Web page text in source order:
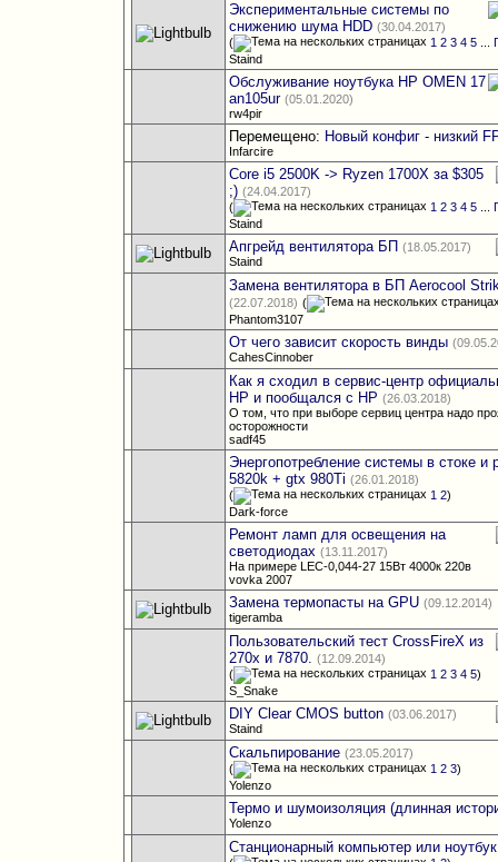
Экспериментальные системы по
снижению шума HDD (30.04.2017)
(
1 2 3 4 5 ...
Staind
Обслуживание ноутбука HP OMEN 17
an105ur (05.01.2020)
rw4pir
Перемещено: Новый конфиг - низкий
Infarcire
Core i5 2500K -> Ryzen 1700X за $305
;) (24.04.2017)
(
1 2 3 4 5 ...
Staind
Апгрейд вентилятора БП (18.05.2017)
Staind
Замена вентилятора в БП Aerocool
(22.07.2018) (
Phantom3107
От чего зависит скорость винды
CahesCinnober
Как я сходил в сервис-центр
HP и пообщался с HP (26.03.2018)
О том, что при выборе сервиц центра надо
осторожности
sadf45
Энергопотребление системы в стоке и
5820k + gtx 980Ti (26.01.2018)
(
1 2)
Dark-force
Ремонт ламп для освещения на
светодиодах (13.11.2017)
На примере LEC-0,044-27 15Вт 4000к 220в
vovka 2007
Замена термопасты на GPU (09.12.2014)
tigeramba
Пользовательский тест CrossFireX из
270x и 7870. (12.09.2014)
(
1 2 3 4 5)
S_Snake
DIY Clear CMOS button (03.06.2017)
Staind
Скальпирование (23.05.2017)
(
1 2 3)
Yolenzo
Термо и шумоизоляция (длинная
Yolenzo
Станционарный компьютер или